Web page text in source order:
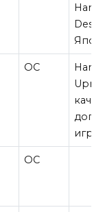
ОС
Hard
игры
ОС